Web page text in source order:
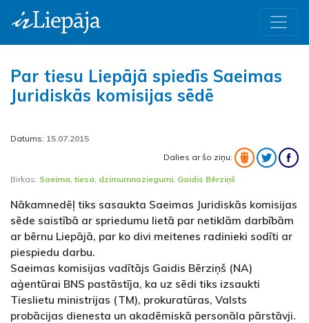
Par tiesu Liepājā spiedīs Saeimas
Juridiskās komisijas sēdē
Datums: 15.07.2015
Dalies ar šo ziņu:
Birkas: Saeima ,tiesa dzimumnoziegumi Gaidis Bērziņš
Nākamnedēļ tiks sasaukta Saeimas Juridiskās komisijas
sēde saistībā ar spriedumu lietā par netiklām darbībām
ar bērnu Liepājā, par ko divi meitenes radinieki sodīti ar
piespiedu darbu.
Saeimas komisijas vadītājs Gaidis Bērziņš (NA)
aģentūrai BNS pastāstīja, ka uz sēdi tiks izsaukti
Tieslietu ministrijas (TM), prokuratūras, Valsts
probācijas dienesta un akadēmiskā personāla pārstāvji.